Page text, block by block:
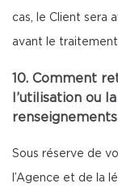
cas, le Client sera
avant le
10. Comment
l’utilisation ou
Sous réserve de
l’Agence et de la